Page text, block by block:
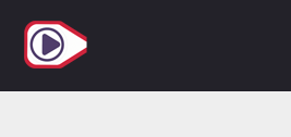
Inhalt
springen